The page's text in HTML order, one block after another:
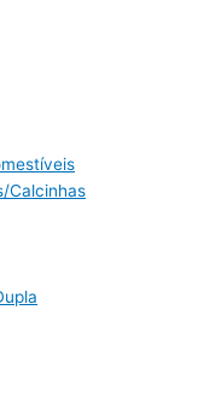
Calcinhas